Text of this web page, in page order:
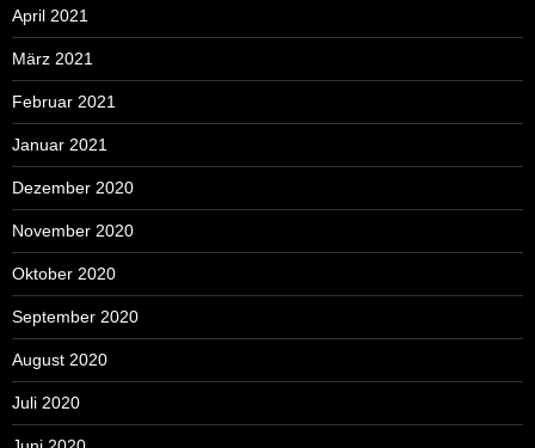
April 2021
März 2021
Februar 2021
Januar 2021
Dezember 2020
November 2020
Oktober 2020
September 2020
August 2020
Juli 2020